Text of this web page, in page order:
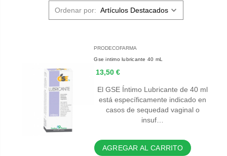
Ordenar por:
PRODECOFARMA
Gse intimo lubricante 40 mL
13,50 €
El GSE Íntimo Lubricante de 40 ml
está específicamente indicado en
casos de sequedad vaginal o
insuf…
AGREGAR AL CARRITO